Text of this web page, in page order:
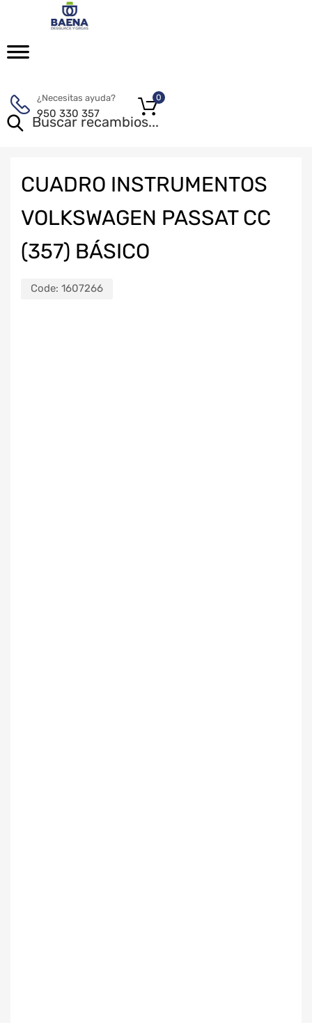
¿Necesitas ayuda?
950 330 357
0
CUADRO INSTRUMENTOS
VOLKSWAGEN PASSAT CC
(357) BÁSICO
Code: 1607266